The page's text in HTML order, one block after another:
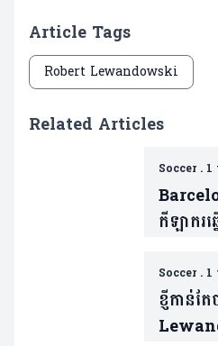
Article Tags
Robert Lewandowski
Related Articles
Soccer. 1
កីឡាករឆ្
Soccer. 1
ខ្ញីកាន់